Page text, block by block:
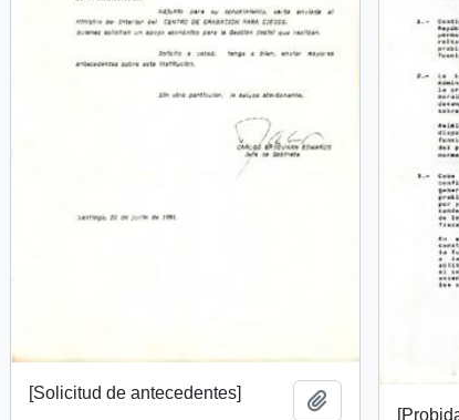
[Solicitud de antecedentes]